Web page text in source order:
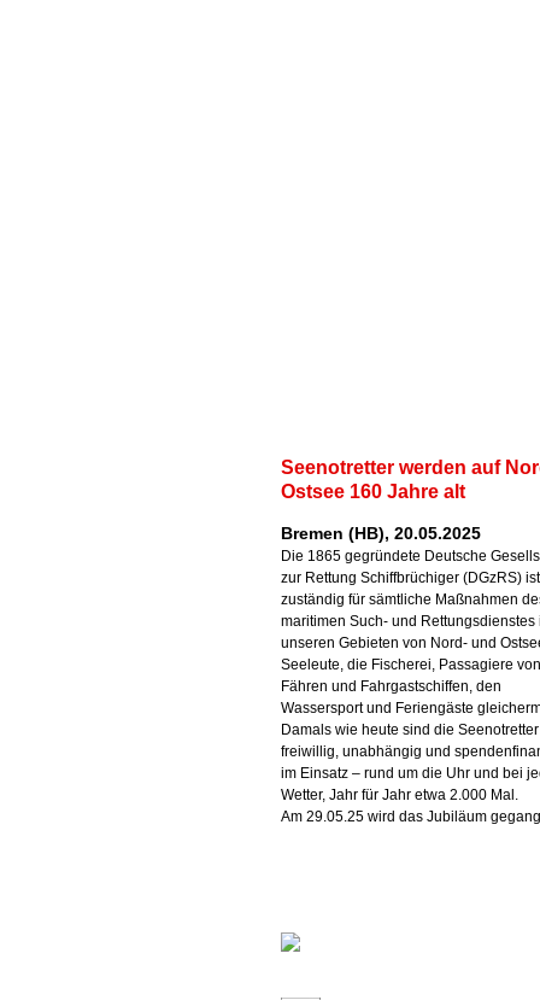
Seenotretter werden auf
Ostsee 160 Jahre alt
Bremen (HB), 20.05.2025
Die 1865 gegründete Deutsche
zur Rettung Schiffbrüchiger (DGzRS) ist
zuständig für sämtliche Maßnahmen
maritimen Such- und Rettungsdienstes
unseren Gebieten von Nord- und
Seeleute, die Fischerei, Passagiere von
Fähren und Fahrgastschiffen, den
Wassersport und Feriengäste
Damals wie heute sind die Seenotretter
freiwillig, unabhängig und
im Einsatz – rund um die Uhr und bei
Wetter, Jahr für Jahr etwa 2.000 Mal.
Am 29.05.25 wird das Jubiläum